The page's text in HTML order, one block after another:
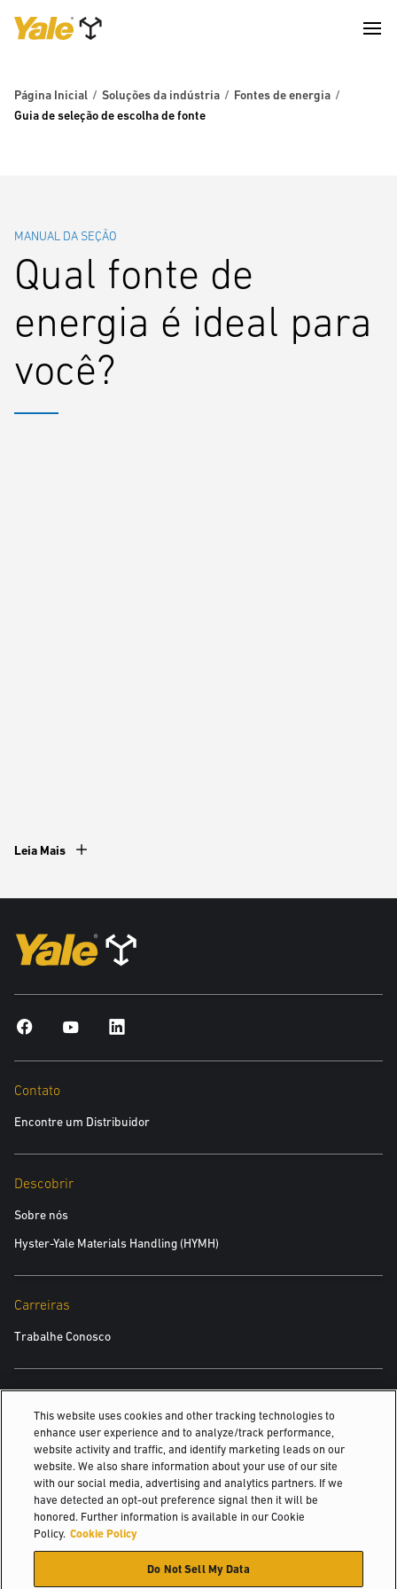
Página Inicial Soluções da indústria
Fontes de energia
Guia de seleção de escolha de fonte
MANUAL DA SEÇÃO
Qual fonte de
energia é ideal para
você?
Leia Mais
Contato
Encontre um Distribuidor
Descobrir
Sobre nós
Hyster-Yale Materials Handling (HYMH)
Carreiras
Trabalhe Conosco
Robótica da Yale
Visão geral das principais contas
Sete fatores para encontrar a fonte de energia correta
© 2026 Hyster-Yale Materials Handling, Inc., all rights reserved.
This website uses cookies and other tracking technologies to
enhance user experience and to analyze/track performance,
website activity and traffic, and identify marketing leads on our
website. We also share information about your use of our site
with our social media, advertising and analytics partners. If we
have detected an opt-out preference signal then it will be
honored. Further information is available in our Cookie
Policy. Cookie Policy
Do Not Sell My Data